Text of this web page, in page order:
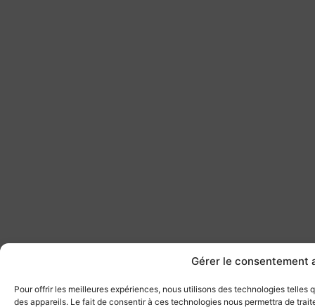
Gérer le consentement
Pour offrir les meilleures expériences, nous utilisons des technologies
des appareils. Le fait de consentir à ces technologies nous permettra de